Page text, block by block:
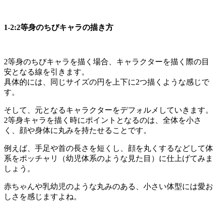
1-2:2等身のちびキャラの描き方
2等身のちびキャラを描く場合、キャラクターを描く際の目
安となる線を引きます。
具体的には、同じサイズの円を上下に2つ描くような感じで
す。
そして、元となるキャラクターをデフォルメしていきます。
2等身キャラを描く時にポイントとなるのは、全体を小さ
く、顔や身体に丸みを持たせることです。
例えば、手足や首の長さを短くし、顔を丸くするなどして体
系をポッチャリ（幼児体系のような見た目）に仕上げてみま
しょう。
赤ちゃんや乳幼児のような丸みのある、小さい体型には愛お
しさを感じますよね。